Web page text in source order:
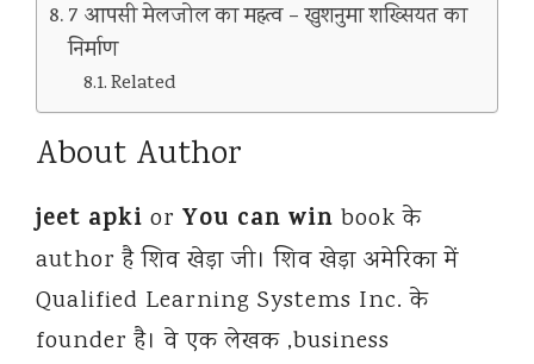
7 आपसी मेलजोल का महत्व – खुशनुमा शख्सियत का
निर्माण
Related
About Author
jeet apki or You can win book के
author है शिव खेड़ा जी। शिव खेड़ा अमेरिका में
Qualified Learning Systems Inc. के
founder है। वे एक लेखक ,business